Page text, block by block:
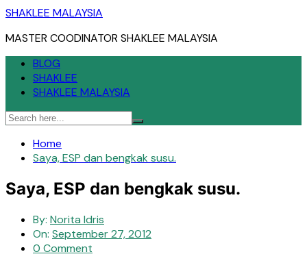
Skip
content
SHAKLEE MALAYSIA
MASTER COODINATOR SHAKLEE MALAYSIA
BLOG
SHAKLEE
SHAKLEE MALAYSIA
Home
Saya, ESP dan bengkak susu.
Saya, ESP dan bengkak susu.
By: Norita Idris
On: September 27, 2012
0 Comment